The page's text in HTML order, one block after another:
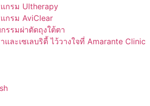
กรม Ultherapy
กรม AviClear
รรมผ่าตัดถุงใต้ตา
และเซเลบริตี้ ไว้วางใจที่ Amarante Clinic